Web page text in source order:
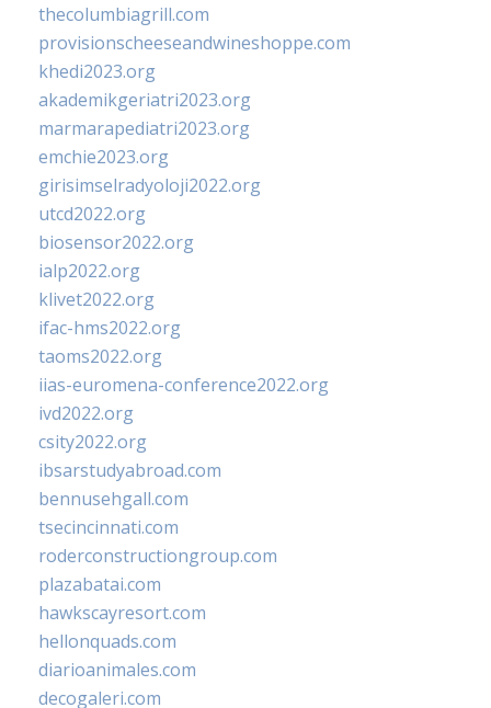
thecolumbiagrill.com
provisionscheeseandwineshoppe.com
khedi2023.org
akademikgeriatri2023.org
marmarapediatri2023.org
emchie2023.org
girisimselradyoloji2022.org
utcd2022.org
biosensor2022.org
ialp2022.org
klivet2022.org
ifac-hms2022.org
taoms2022.org
iias-euromena-conference2022.org
ivd2022.org
csity2022.org
ibsarstudyabroad.com
bennusehgall.com
tsecincinnati.com
roderconstructiongroup.com
plazabatai.com
hawkscayresort.com
hellonquads.com
diarioanimales.com
decogaleri.com